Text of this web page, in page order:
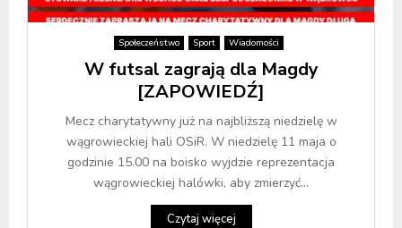
Społeczeństwo Sport Wiadomości
W futsal zagrają dla Magdy
[ZAPOWIEDŹ]
Mecz charytatywny już na najbliższą niedzielę w
wągrowieckiej hali OSiR. W niedzielę 11 maja o
godzinie 15.00 na boisko wyjdzie reprezentacja
wągrowieckiej halówki, aby zmierzyć...
Czytaj więcej